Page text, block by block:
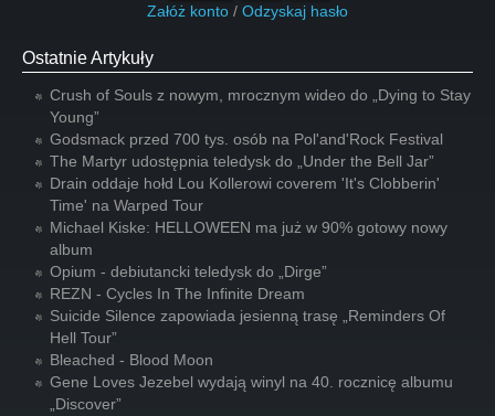
Załóż konto / Odzyskaj hasło
Ostatnie Artykuły
Crush of Souls z nowym, mrocznym wideo do „Dying to Stay
Young”
Godsmack przed 700 tys. osób na Pol'and'Rock Festival
The Martyr udostępnia teledysk do „Under the Bell Jar”
Drain oddaje hołd Lou Kollerowi coverem 'It's Clobberin'
Time' na Warped Tour
Michael Kiske: HELLOWEEN ma już w 90% gotowy nowy
album
Opium - debiutancki teledysk do „Dirge”
REZN - Cycles In The Infinite Dream
Suicide Silence zapowiada jesienną trasę „Reminders Of
Hell Tour”
Bleached - Blood Moon
Gene Loves Jezebel wydają winyl na 40. rocznicę albumu
„Discover”